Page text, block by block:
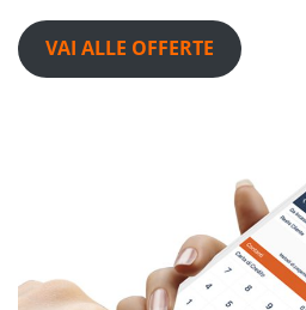
VAI ALLE OFFERTE